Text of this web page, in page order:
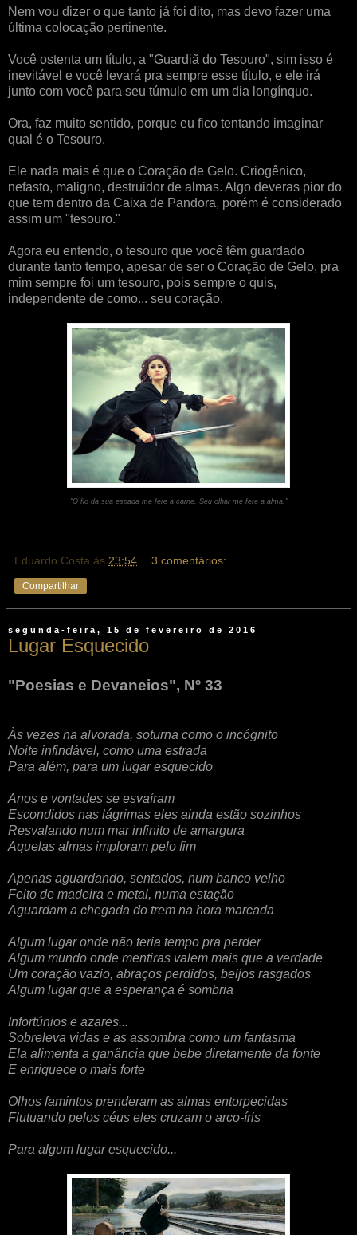
Nem vou dizer o que tanto já foi dito, mas devo fazer uma
última colocação pertinente.
Você ostenta um título, a "Guardiã do Tesouro", sim isso é
inevitável e você levará pra sempre esse título, e ele irá
junto com você para seu túmulo em um dia longínquo.
Ora, faz muito sentido, porque eu fico tentando imaginar
qual é o Tesouro.
Ele nada mais é que o Coração de Gelo. Criogênico,
nefasto, maligno, destruidor de almas. Algo deveras pior do
que tem dentro da Caixa de Pandora, porém é considerado
assim um "tesouro."
Agora eu entendo, o tesouro que você têm guardado
durante tanto tempo, apesar de ser o Coração de Gelo, pra
mim sempre foi um tesouro, pois sempre o quis,
independente de como... seu coração.
"O fio da sua espada me fere a carne. Seu olhar me fere a alma."
Eduardo Costa às 23:54 3 comentários:
Compartilhar
segunda-feira, 15 de fevereiro de 2016
Lugar Esquecido
"Poesias e Devaneios", Nº 33
Às vezes na alvorada, soturna como o incógnito
Noite infindável, como uma estrada
Para além, para um lugar esquecido
Anos e vontades se esvaíram
Escondidos nas lágrimas eles ainda estão sozinhos
Resvalando num mar infinito de amargura
Aquelas almas imploram pelo fim
Apenas aguardando, sentados, num banco velho
Feito de madeira e metal, numa estação
Aguardam a chegada do trem na hora marcada
Algum lugar onde não teria tempo pra perder
Algum mundo onde mentiras valem mais que a verdade
Um coração vazio, abraços perdidos, beijos rasgados
Algum lugar que a esperança é sombria
Infortúnios e azares...
Sobreleva vidas e as assombra como um fantasma
Ela alimenta a ganância que bebe diretamente da fonte
E enriquece o mais forte
Olhos famintos prenderam as almas entorpecidas
Flutuando pelos céus eles cruzam o arco-íris
Para algum lugar esquecido...